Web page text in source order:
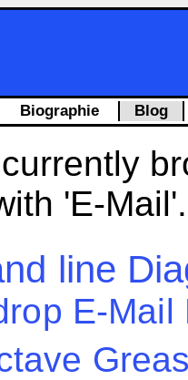
Biographie Blog
'E-Mail'.
line
E-Mail